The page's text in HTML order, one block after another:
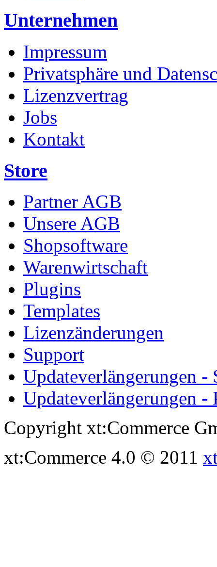
Unternehmen
Impressum
Privatsphäre und
Lizenzvertrag
Jobs
Kontakt
Store
Partner AGB
Unsere AGB
Shopsoftware
Warenwirtschaft
Plugins
Templates
Lizenzänderungen
Support
Updateverlängerungen -
Updateverlängerungen -
Copyright xt:Commerce
xt:Commerce 4.0 © 2011